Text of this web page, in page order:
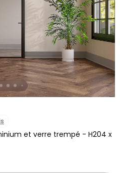
et verre trempé - H204 x